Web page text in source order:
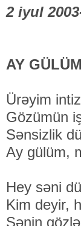
2 iyul
AY
Ürəyim
Gözümün
Sənsizlik
Ay gülüm,
Hey səni
Kim deyir,
Sənin